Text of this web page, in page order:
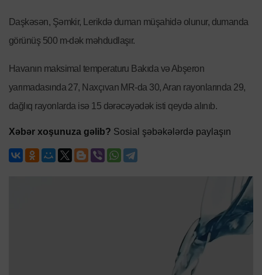
Daşkəsən, Şəmkir, Lerikdə duman müşahidə olunur, dumanda
görünüş 500 m-dək məhdudlaşır.
Havanın maksimal temperaturu Bakıda və Abşeron
yarımadasında 27, Naxçıvan MR-da 30, Aran rayonlarında 29,
dağlıq rayonlarda isə 15 dərəcəyədək isti qeydə alınıb.
Xəbər xoşunuza gəlib? Sosial şəbəkələrdə paylaşın